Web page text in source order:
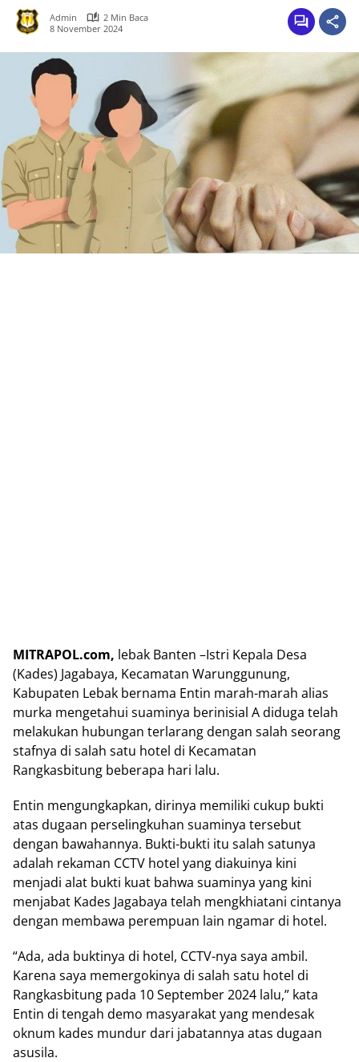
Admin
2 Min Baca
8 November 2024
MITRAPOL.com, lebak Banten –Istri Kepala Desa
(Kades) Jagabaya, Kecamatan Warunggunung,
Kabupaten Lebak bernama Entin marah-marah alias
murka mengetahui suaminya berinisial A diduga telah
melakukan hubungan terlarang dengan salah seorang
stafnya di salah satu hotel di Kecamatan
Rangkasbitung beberapa hari lalu.
Entin mengungkapkan, dirinya memiliki cukup bukti
atas dugaan perselingkuhan suaminya tersebut
dengan bawahannya. Bukti-bukti itu salah satunya
adalah rekaman CCTV hotel yang diakuinya kini
menjadi alat bukti kuat bahwa suaminya yang kini
menjabat Kades Jagabaya telah mengkhiatani cintanya
dengan membawa perempuan lain ngamar di hotel.
“Ada, ada buktinya di hotel, CCTV-nya saya ambil.
Karena saya memergokinya di salah satu hotel di
Rangkasbitung pada 10 September 2024 lalu,” kata
Entin di tengah demo masyarakat yang mendesak
oknum kades mundur dari jabatannya atas dugaan
asusila.